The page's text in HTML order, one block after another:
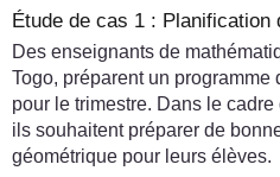
Étude de cas 1 : Planification
Des enseignants de
Togo, préparent un programme
pour le trimestre. Dans le
ils souhaitent préparer de
géométrique pour leurs élèves.